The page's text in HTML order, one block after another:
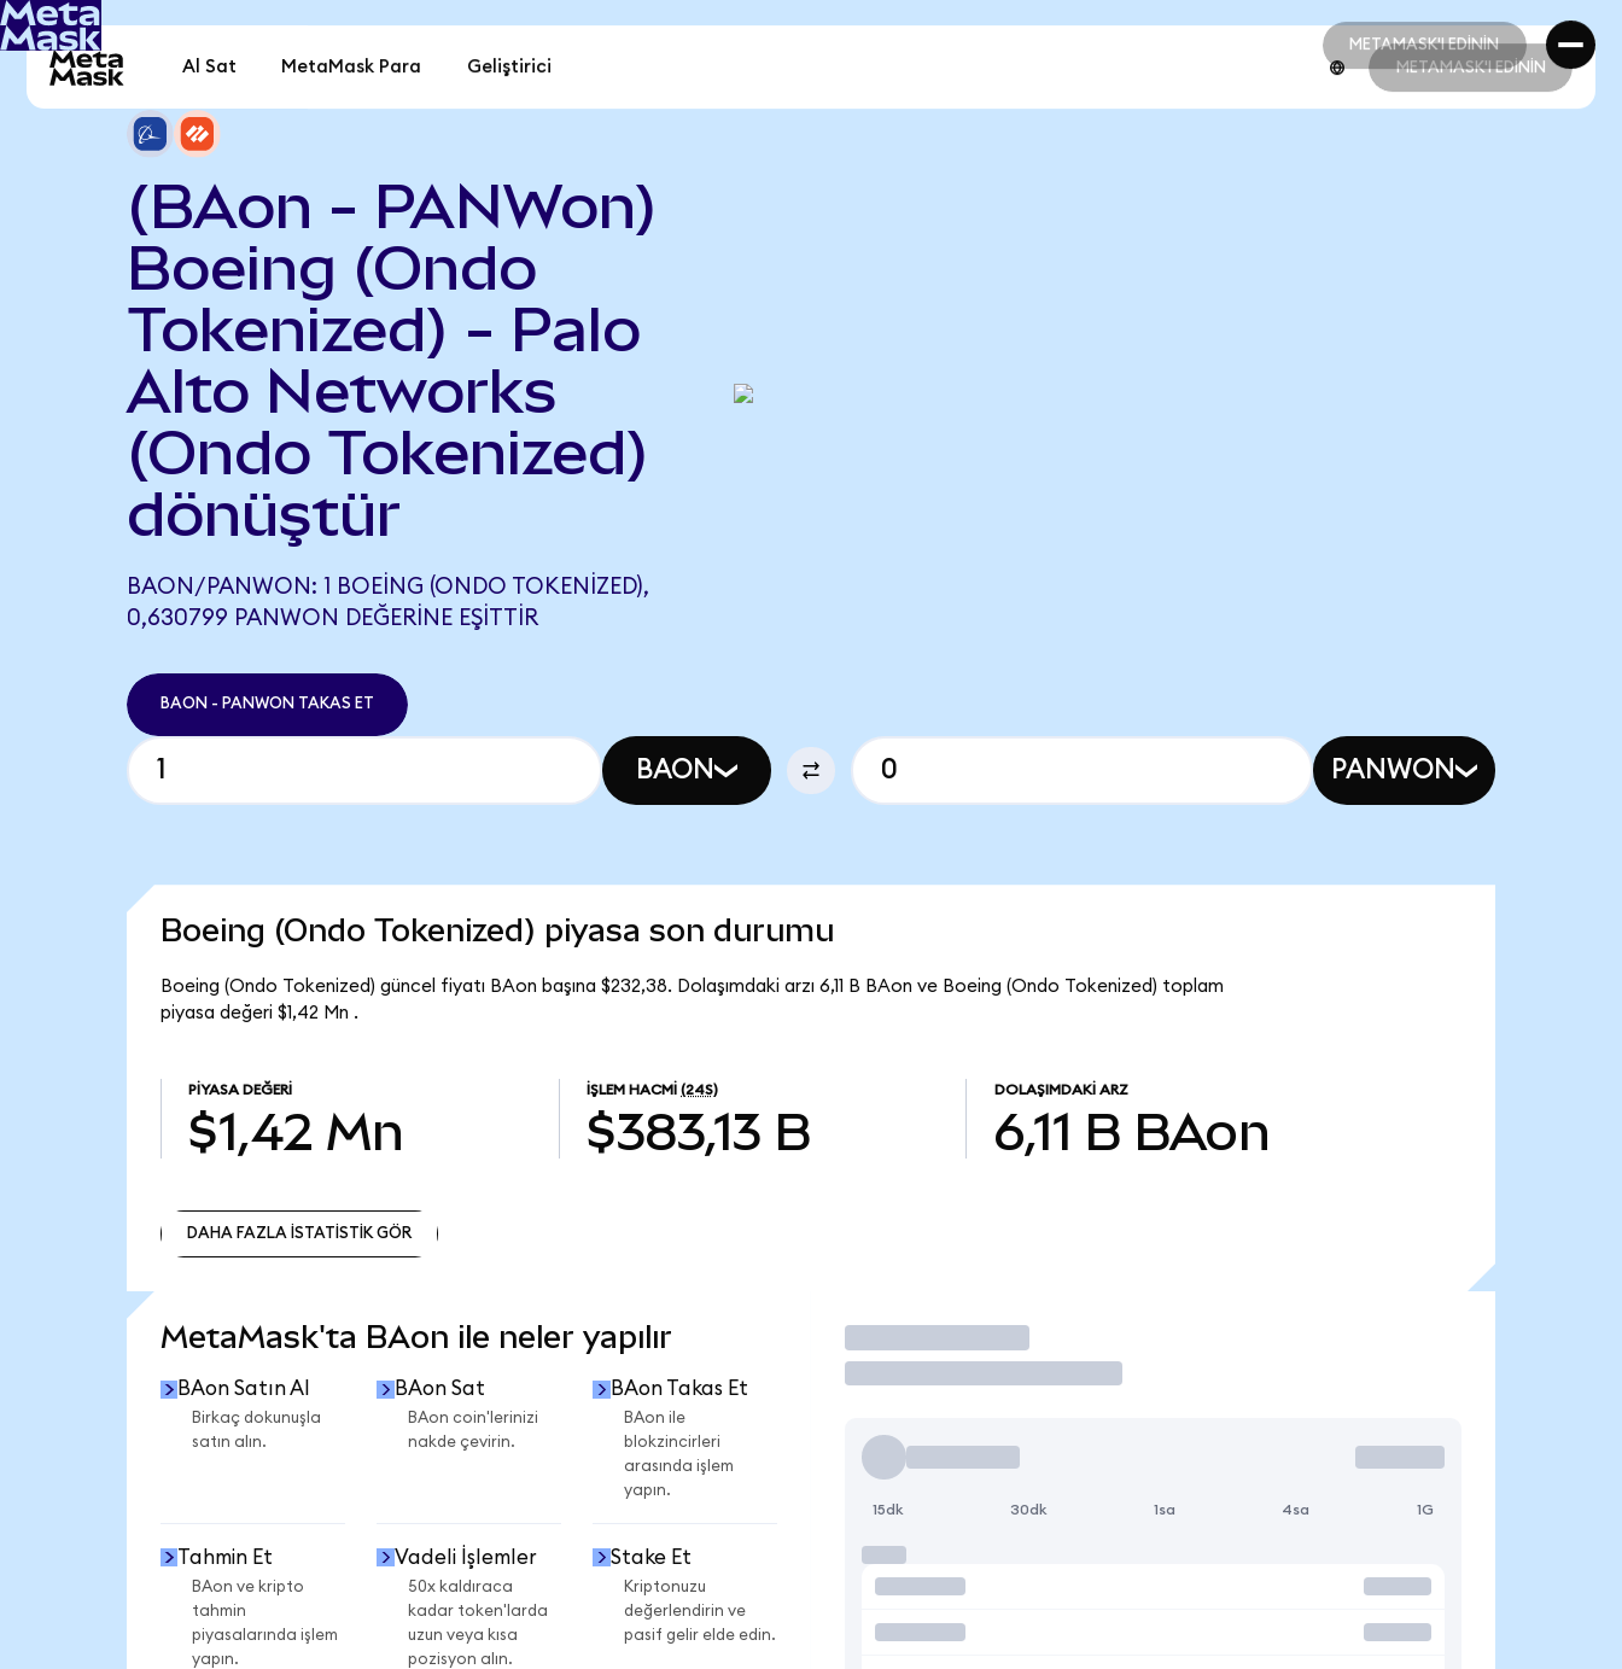
METAMASK'I EDİNİN
METAMASK'I EDİNİN
Al Sat MetaMask Para Geliştirici METAMASK'I EDİNİN
(BAon - PANWon)
Boeing (Ondo
Tokenized) - Palo
Alto Networks
(Ondo Tokenized)
dönüştür
BAON/PANWON: 1 BOEING (ONDO TOKENIZED),
0,630799 PANWON DEĞERINE EŞITTIR
BAON - PANWON TAKAS ET
BAON PANWON
Boeing (Ondo Tokenized) piyasa son durumu
Boeing (Ondo Tokenized) güncel fiyatı BAon başına $232,38. Dolaşımdaki arzı 6,11 B BAon ve Boeing (Ondo Tokenized) toplam
piyasa değeri $1,42 Mn .
PIYASA DEĞERI
$1,42 Mn
İŞLEM HACMI (24S)
$383,13 B
DOLAŞIMDAKI ARZ
6,11 B BAon
DAHA FAZLA İSTATİSTİK GÖR
MetaMask'ta BAon ile neler yapılır
BAon Satın Al
Birkaç dokunuşla
satın alın.
BAon Sat
BAon coin'lerinizi
nakde çevirin.
BAon Takas Et
BAon ile
blokzincirleri
arasında işlem
yapın.
Tahmin Et
BAon ve kripto
tahmin
piyasalarında işlem
yapın.
Vadeli İşlemler
50x kaldıraca
kadar token'larda
uzun veya kısa
pozisyon alın.
Stake Et
Kriptonuzu
değerlendirin ve
pasif gelir elde edin.
İşlem Yap
15dk 30dk 1sa 4sa 1G